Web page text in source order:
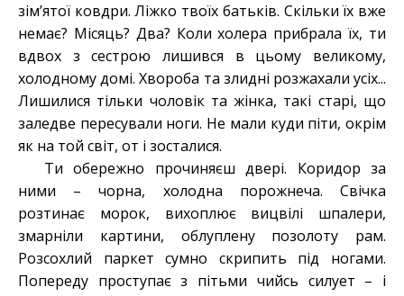
зім’ятої ковдри. Ліжко твоїх батьків. Скільки їх вже
немає? Місяць? Два? Коли холера прибрала їх, ти
вдвох з сестрою лишився в цьому великому,
холодному домі. Хвороба та злидні розжахали усіх...
Лишилися тільки чоловік та жінка, такі старі, що
заледве пересували ноги. Не мали куди піти, окрім
як на той світ, от і зосталися.
Ти обережно прочиняєш двері. Коридор за
ними – чорна, холодна порожнеча. Свічка
розтинає морок, вихоплює вицвілі шпалери,
змарніли картини, облуплену позолоту рам.
Розсохлий паркет сумно скрипить під ногами.
Попереду проступає з пітьми чийсь силует – і